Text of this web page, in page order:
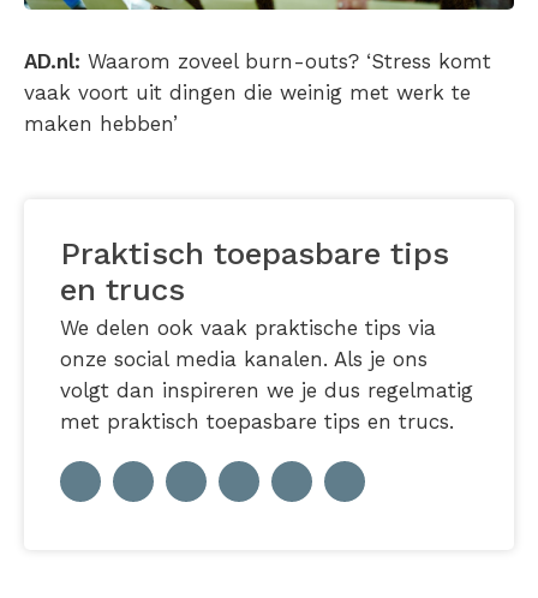
AD.nl: Waarom zoveel burn-outs? ‘Stress komt
vaak voort uit dingen die weinig met werk te
maken hebben’
Praktisch toepasbare tips
en trucs
We delen ook vaak praktische tips via
onze social media kanalen. Als je ons
volgt dan inspireren we je dus regelmatig
met praktisch toepasbare tips en trucs.